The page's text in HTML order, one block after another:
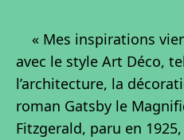
« Mes inspirations
avec le style Art Déco,
l’architecture, la
roman Gatsby le
Fitzgerald, paru en